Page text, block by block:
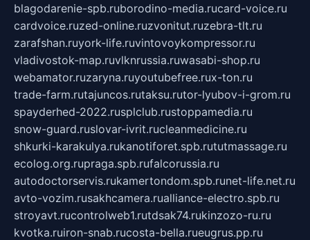
blagodarenie-spb.ruborodino-media.rucard-voice.ru
cardvoice.ruzed-online.ruzvonitut.ruzebra-tlt.ru
zarafshan.ruyork-life.ruvintovoykompressor.ru
vladivostok-map.ruvlknrussia.ruwasabi-shop.ru
webamator.ruzaryna.ruyoutubefree.rux-ton.ru
trade-farm.rutajuncos.rutaksu.rutor-lyubov-i-grom.ru
spayderhed-2022.rusplclub.rustoppamedia.ru
snow-guard.ruslovar-ivrit.rucleanmedicine.ru
shkurki-karakulya.rukanotiforet.spb.rututmassage.ru
ecolog.org.rupraga.spb.rufalcorussia.ru
autodoctorservis.rukamertondom.spb.runet-life.net.ru
avto-vozim.rusakhcamera.rualliance-electro.spb.ru
stroyavt.rucontrolweb1.rutdsak74.rukinzozo-ru.ru
kvotka.ruiron-snab.rucosta-bella.rueugrus.pp.ru